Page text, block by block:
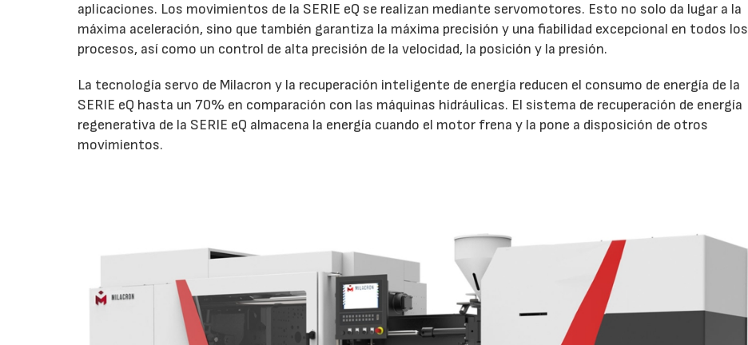
aplicaciones. Los movimientos de la SERIE eQ se realizan mediante servomotores. Esto no solo da lugar a la
máxima aceleración, sino que también garantiza la máxima precisión y una fiabilidad excepcional en todos los
procesos, así como un control de alta precisión de la velocidad, la posición y la presión.
La tecnología servo de Milacron y la recuperación inteligente de energía reducen el consumo de energía de la
SERIE eQ hasta un 70% en comparación con las máquinas hidráulicas. El sistema de recuperación de energía
regenerativa de la SERIE eQ almacena la energía cuando el motor frena y la pone a disposición de otros
movimientos.